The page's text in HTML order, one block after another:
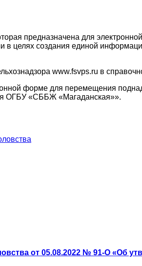
предназначена для
в целях создания единой
www.fsvps.ru в
форме для перемещения
ОГБУ «СББЖ «Магаданская»».
от 05.08.2022 № 91-О «Об